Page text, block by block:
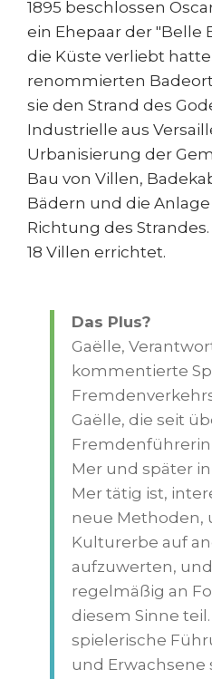
1895 beschlossen
ein Ehepaar der "Belle
die Küste verliebt
renommierten
sie den Strand des
Industrielle aus
Urbanisierung der
Bau von Villen,
Bädern und die
Richtung des
18 Villen errichtet.
Das Plus?
Gaëlle,
kommentierte
Gaëlle, die seit
Fremdenführerin
Mer und später
Mer tätig ist,
neue Methoden,
Kulturerbe auf
aufzuwerten,
regelmäßig an
diesem Sinne teil.
spielerische
und Erwachsene